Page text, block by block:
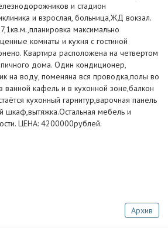
и стадион
и взрослая, больница,ЖД вокзал.
максимально
комнаты и кухня с гостиной
Квартира расположена на четвертом
дома. Один кондиционер,
на воду, поменяна вся проводка,полы во
ванной кафель и в кухонной зоне,балкон
кухонный гарнитур,варочная панель
шкаф,вытяжка.Остальная мебель и
ЦЕНА: 4200000рублей.
Архив